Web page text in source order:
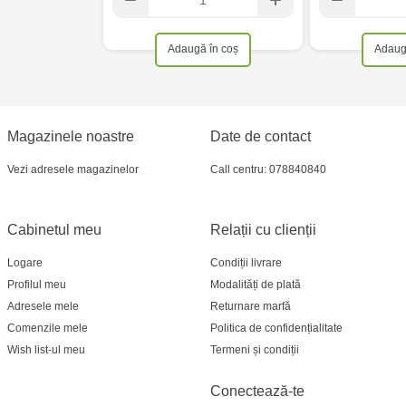
Adaugă în coș
Magazinele noastre
Vezi adresele magazinelor
Relații cu clienții
Condiții livrare
Modalități de plată
Returnare marfă
Politica de confidențialitate
Termeni și condiții
Cabinetul meu
Logare
Profilul meu
Adresele mele
Comenzile mele
Wish list-ul meu
Date de contact
Call centru: 078840840
Conectează-te